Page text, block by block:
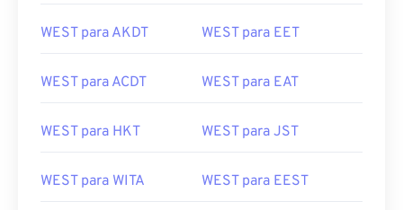
WEST para AKDT WEST para EET
WEST para ACDT WEST para EAT
WEST para HKT WEST para JST
WEST para WITA WEST para EEST